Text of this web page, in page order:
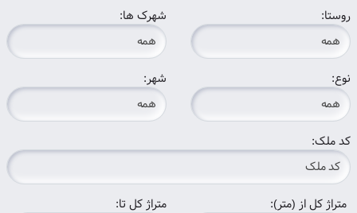
شهرک ها: روستا:
شهر: نوع:
کد ملک:
متراژ کل از (متر): متراژ کل تا: